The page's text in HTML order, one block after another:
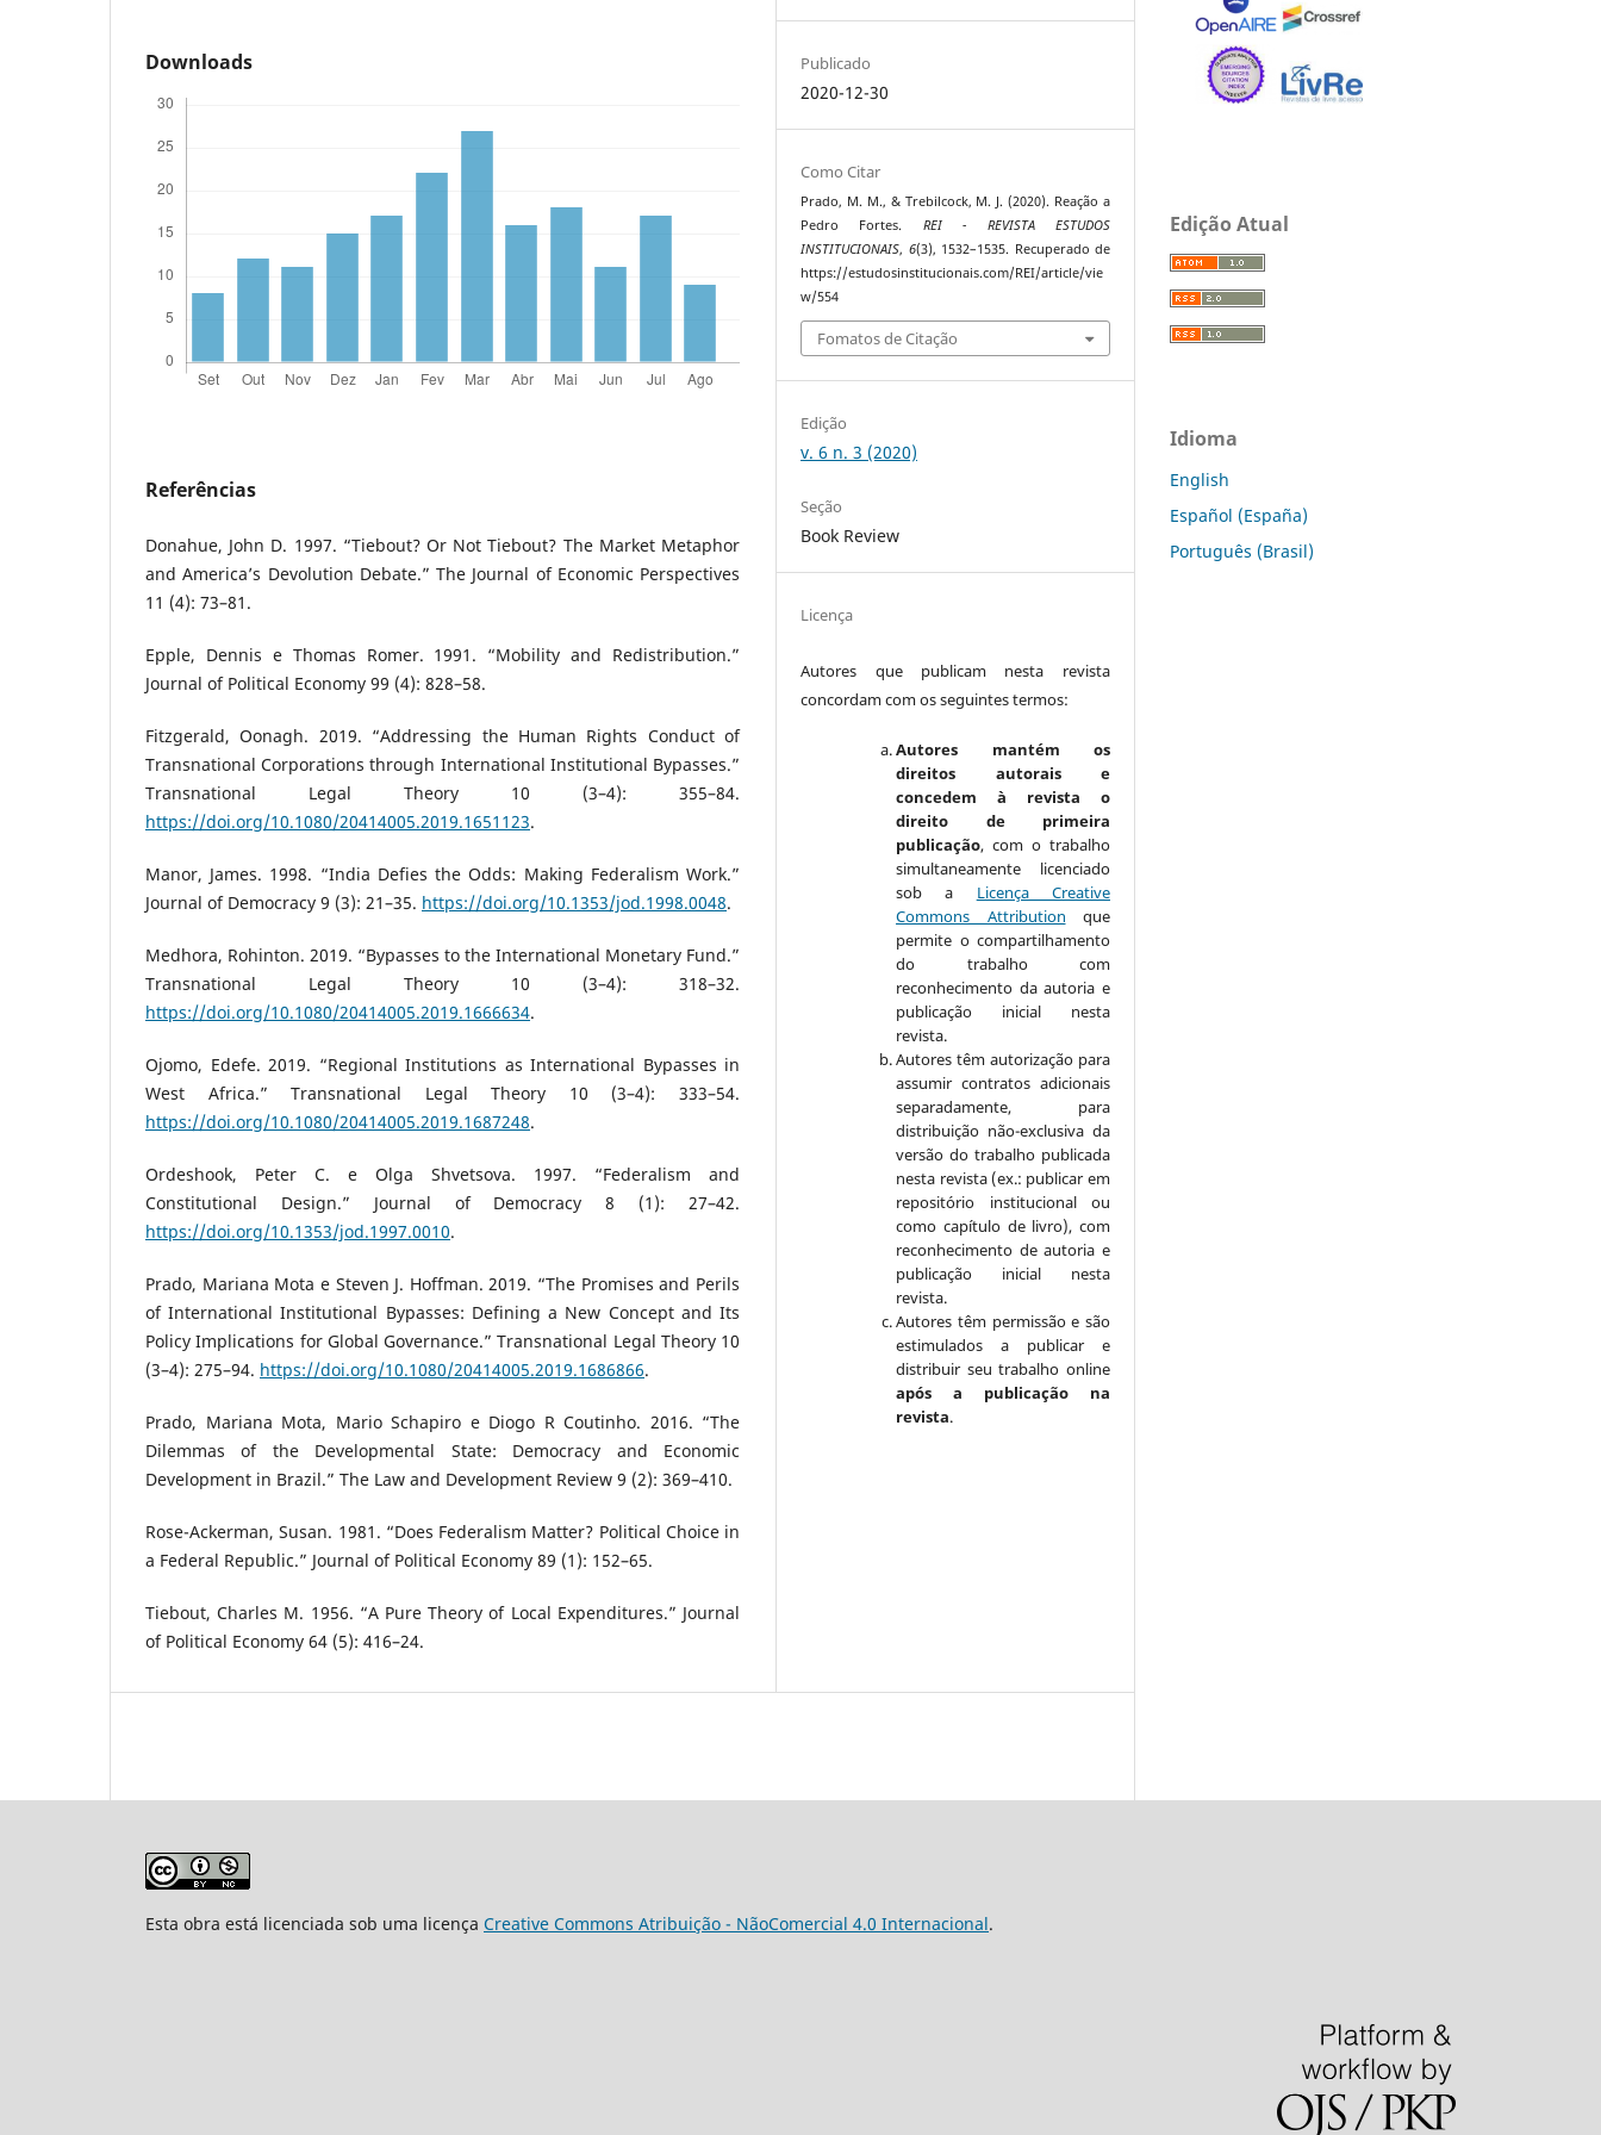
Downloads
Referências
Donahue, John D. 1997. “Tiebout? Or Not Tiebout? The Market Metaphor
and America’s Devolution Debate.” The Journal of Economic Perspectives
11 (4): 73–81.
Epple, Dennis e Thomas Romer. 1991. “Mobility and Redistribution.”
Journal of Political Economy 99 (4): 828–58.
Fitzgerald, Oonagh. 2019. “Addressing the Human Rights Conduct of
Transnational Corporations through International Institutional Bypasses.”
Transnational Legal Theory 10 (3–4): 355–84.
https://doi.org/10.1080/20414005.2019.1651123.
Manor, James. 1998. “India Defies the Odds: Making Federalism Work.”
Journal of Democracy 9 (3): 21–35. https://doi.org/10.1353/jod.1998.0048.
Medhora, Rohinton. 2019. “Bypasses to the International Monetary Fund.”
Transnational Legal Theory 10 (3–4): 318–32.
https://doi.org/10.1080/20414005.2019.1666634.
Ojomo, Edefe. 2019. “Regional Institutions as International Bypasses in
West Africa.” Transnational Legal Theory 10 (3–4): 333–54.
https://doi.org/10.1080/20414005.2019.1687248.
Ordeshook, Peter C. e Olga Shvetsova. 1997. “Federalism and
Constitutional Design.” Journal of Democracy 8 (1): 27–42.
https://doi.org/10.1353/jod.1997.0010.
Prado, Mariana Mota e Steven J. Hoffman. 2019. “The Promises and Perils
of International Institutional Bypasses: Defining a New Concept and Its
Policy Implications for Global Governance.” Transnational Legal Theory 10
(3–4): 275–94. https://doi.org/10.1080/20414005.2019.1686866.
Prado, Mariana Mota, Mario Schapiro e Diogo R Coutinho. 2016. “The
Dilemmas of the Developmental State: Democracy and Economic
Development in Brazil.” The Law and Development Review 9 (2): 369–410.
Rose-Ackerman, Susan. 1981. “Does Federalism Matter? Political Choice in
a Federal Republic.” Journal of Political Economy 89 (1): 152–65.
Tiebout, Charles M. 1956. “A Pure Theory of Local Expenditures.” Journal
of Political Economy 64 (5): 416–24.
Publicado
2020-12-30
Como Citar
Prado, M. M., & Trebilcock, M. J. (2020). Reação a
Pedro Fortes. REI - REVISTA ESTUDOS
INSTITUCIONAIS, 6(3), 1532–1535. Recuperado de
https://estudosinstitucionais.com/REI/article/vie
w/554
Fomatos de Citação
Edição
v. 6 n. 3 (2020)
Seção
Book Review
Licença
Autores que publicam nesta revista
concordam com os seguintes termos:
Autores mantém os
direitos autorais e
concedem à revista o
direito de primeira
publicação, com o trabalho
simultaneamente licenciado
sob a Licença Creative
Commons Attribution que
permite o compartilhamento
do trabalho com
reconhecimento da autoria e
publicação inicial nesta
revista.
Autores têm autorização para
assumir contratos adicionais
separadamente, para
distribuição não-exclusiva da
versão do trabalho publicada
nesta revista (ex.: publicar em
repositório institucional ou
como capítulo de livro), com
reconhecimento de autoria e
publicação inicial nesta
revista.
Autores têm permissão e são
estimulados a publicar e
distribuir seu trabalho online
após a publicação na
revista.
Edição Atual
Idioma
English
Español (España)
Português (Brasil)
Esta obra está licenciada sob uma licença Creative Commons Atribuição - NãoComercial 4.0 Internacional.